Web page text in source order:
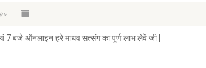
7 बजे ऑनलाइन हरे माधव सत्संग का पूर्ण लाभ लेवें जी |